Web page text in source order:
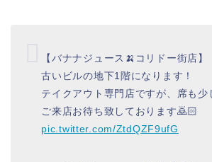
【バナナジュース🍌コリドー街店】
古いビルの地下1階になります！
テイクアウト専門店ですが、席も少
ご来店お待ち致しております🙇🏻
pic.twitter.com/ZtdQZF9ufG